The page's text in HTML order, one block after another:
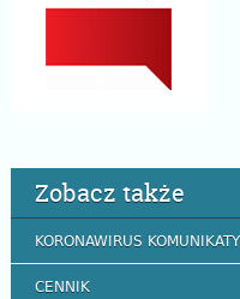
Zobacz także
KORONAWIRUS KOMUNIKATY
CENNIK